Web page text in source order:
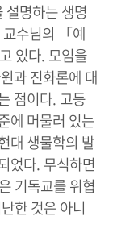
명하는 생명
수님의 「예
있다. 모임을
과 진화론에 대
점이다. 고등
에 머물러 있는
대 생물학의 발
었다. 무식하면
기독교를 위협
한 것은 아니